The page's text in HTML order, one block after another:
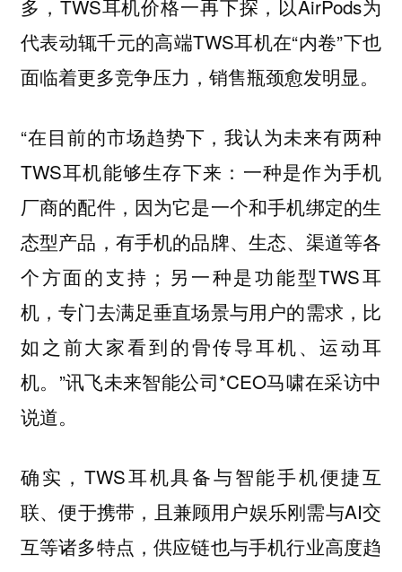
多，TWS耳机价格一再下探，以AirPods为
代表动辄千元的高端TWS耳机在“内卷”下也
面临着更多竞争压力，销售瓶颈愈发明显。
“在目前的市场趋势下，我认为未来有两种
TWS耳机能够生存下来：一种是作为手机
厂商的配件，因为它是一个和手机绑定的生
态型产品，有手机的品牌、生态、渠道等各
个方面的支持；另一种是功能型TWS耳
机，专门去满足垂直场景与用户的需求，比
如之前大家看到的骨传导耳机、运动耳
机。”讯飞未来智能公司*CEO马啸在采访中
说道。
确实，TWS耳机具备与智能手机便捷互
联、便于携带，且兼顾用户娱乐刚需与AI交
互等诸多特点，供应链也与手机行业高度趋